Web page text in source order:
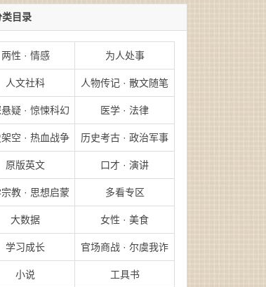
类目录
两性 · 情感 为人处事
人文社科 人物传记 · 散文随笔
疑 · 惊悚科幻 医学 · 法律
空 · 热血战争 历史考古 · 政治军事
原版英文 口才 · 演讲
教 · 思想启蒙 多看专区
大数据 女性 · 美食
学习成长 官场商战 · 尔虞我诈
小说 工具书